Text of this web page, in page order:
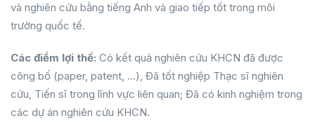
và nghiên cứu bằng tiếng Anh và giao tiếp tốt trong môi
trường quốc tế.
Các điểm lợi thế: Có kết quả nghiên cứu KHCN đã được
công bố (paper, patent, …), Đã tốt nghiệp Thạc sĩ nghiên
cứu, Tiến sĩ trong lĩnh vực liên quan; Đã có kinh nghiệm trong
các dự án nghiên cứu KHCN.